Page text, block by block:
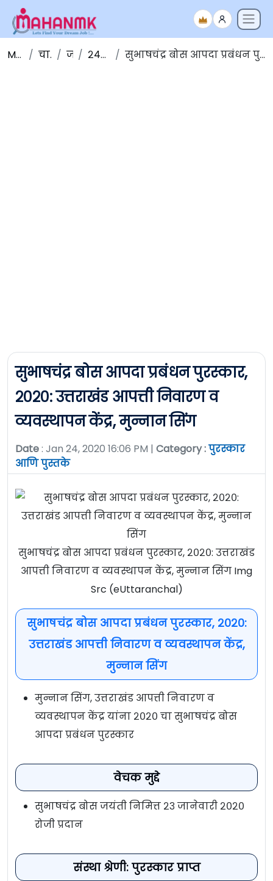
Maha NMK चालू घडामोडी जानेवारी २४-जानेवारी -२०२० सुभाषचंद्र बोस आपदा प्रबंधन पुरस्कार, २०२०: उत्तराखंड आपत्ती निवारण व व्यवस्थापन केंद्र, मुन्नान सिंग
सुभाषचंद्र बोस आपदा प्रबंधन पुरस्कार,
२०२०: उत्तराखंड आपत्ती निवारण व
व्यवस्थापन केंद्र, मुन्नान सिंग
Date: Jan 24, 2020 16:06 PM | Category :पुरस्कार
आणि पुस्तके
सुभाषचंद्र बोस आपदा प्रबंधन पुरस्कार, २०२०: उत्तराखंड
आपत्ती निवारण व व्यवस्थापन केंद्र, मुन्नान सिंग Img
Src (eUttaranchal)
सुभाषचंद्र बोस आपदा प्रबंधन पुरस्कार, २०२०:
उत्तराखंड आपत्ती निवारण व व्यवस्थापन केंद्र,
मुन्नान सिंग
मुन्नान सिंग, उत्तराखंड आपत्ती निवारण व
व्यवस्थापन केंद्र यांना २०२० चा सुभाषचंद्र बोस
आपदा प्रबंधन पुरस्कार
वेचक मुद्दे
सुभाषचंद्र बोस जयंती निमित्त २३ जानेवारी २०२०
रोजी प्रदान
संस्था श्रेणी: पुरस्कार प्राप्त